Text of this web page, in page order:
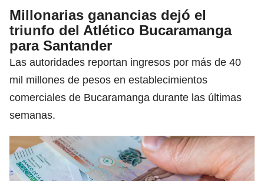
Millonarias ganancias dejó el
triunfo del Atlético Bucaramanga
para Santander
Las autoridades reportan ingresos por más de 40
mil millones de pesos en establecimientos
comerciales de Bucaramanga durante las últimas
semanas.